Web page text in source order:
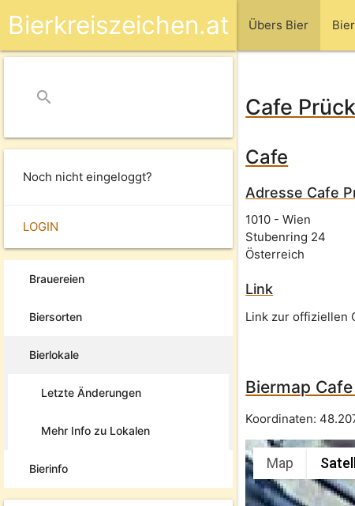
Übers Bier
Bierkreiszeichen.at
search
Noch nicht eingeloggt?
LOGIN
Brauereien
Biersorten
Bierlokale
Letzte Änderungen
Mehr Info zu Lokalen
Bierinfo
Cafe
Cafe
Adresse Cafe
1010 -Wien
Stubenring 24
Österreich
Link
Link zur offiziellen
Biermap
Koordinaten:
Map